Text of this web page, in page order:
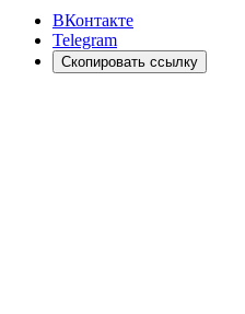
ВКонтакте
Telegram
Скопировать ссылку